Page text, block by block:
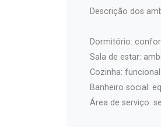
Descrição dos
Dormitório:
Sala de estar:
Cozinha:
Banheiro social:
Área de serviço: